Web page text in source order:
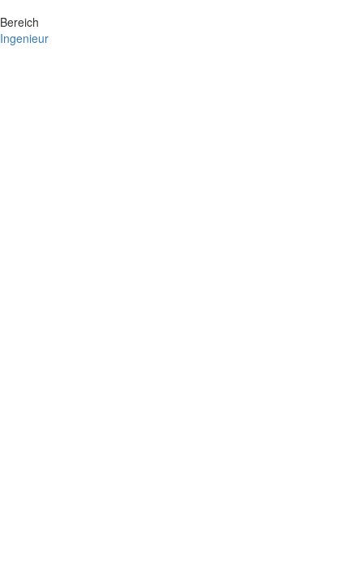
Bereich
Ingenieur